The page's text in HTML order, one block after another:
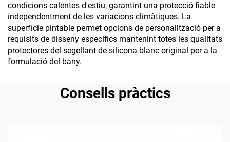
condicions calentes d'estiu, garantint una protecció fiable
independentment de les variacions climàtiques. La
superfície pintable permet opcions de personalització per a
requisits de disseny específics mantenint totes les qualitats
protectores del segellant de silicona blanc original per a la
formulació del bany.
Consells pràctics